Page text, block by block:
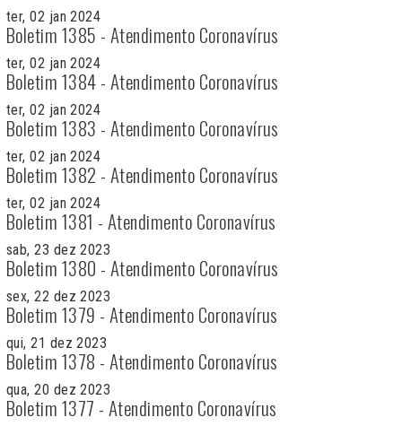
ter, 02 jan 2024
Boletim 1385 - Atendimento Coronavírus
ter, 02 jan 2024
Boletim 1384 - Atendimento Coronavírus
ter, 02 jan 2024
Boletim 1383 - Atendimento Coronavírus
ter, 02 jan 2024
Boletim 1382 - Atendimento Coronavírus
ter, 02 jan 2024
Boletim 1381 - Atendimento Coronavírus
sab, 23 dez 2023
Boletim 1380 - Atendimento Coronavírus
sex, 22 dez 2023
Boletim 1379 - Atendimento Coronavírus
qui, 21 dez 2023
Boletim 1378 - Atendimento Coronavírus
qua, 20 dez 2023
Boletim 1377 - Atendimento Coronavírus